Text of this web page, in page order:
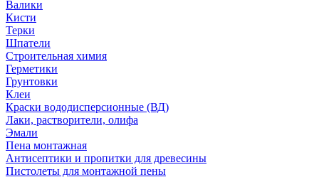
Валики
Кисти
Терки
Шпатели
Строительная химия
Герметики
Грунтовки
Клеи
Краски вододисперсионные (ВД)
Лаки, растворители, олифа
Эмали
Пена монтажная
Антисептики и пропитки для древесины
Пистолеты для монтажной пены